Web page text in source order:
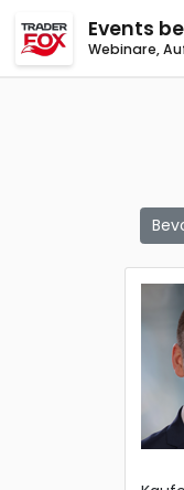
Events
Webinare,